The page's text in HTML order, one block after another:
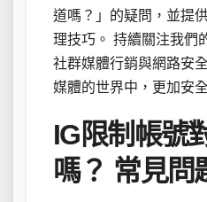
道嗎？」的疑問，並提
理技巧。 持續關注我們
社群媒體行銷與網路安
媒體的世界中，更加安
IG限制帳號
嗎？ 常見問